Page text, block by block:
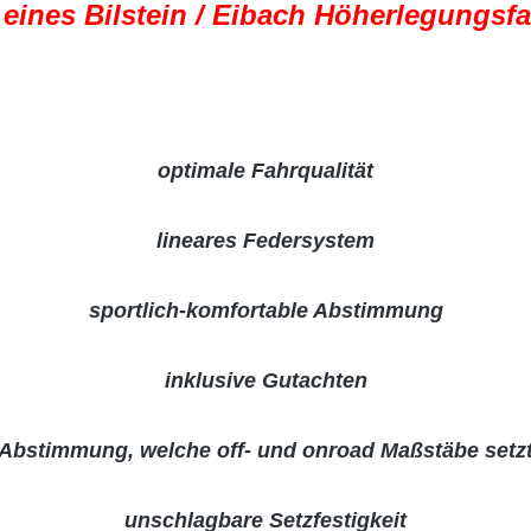
Bilstein / Eibach
optimale Fahrqualität
lineares Federsystem
sportlich-komfortable Abstimmung
inklusive Gutachten
welche off- und onroad Maßstäbe
unschlagbare Setzfestigkeit